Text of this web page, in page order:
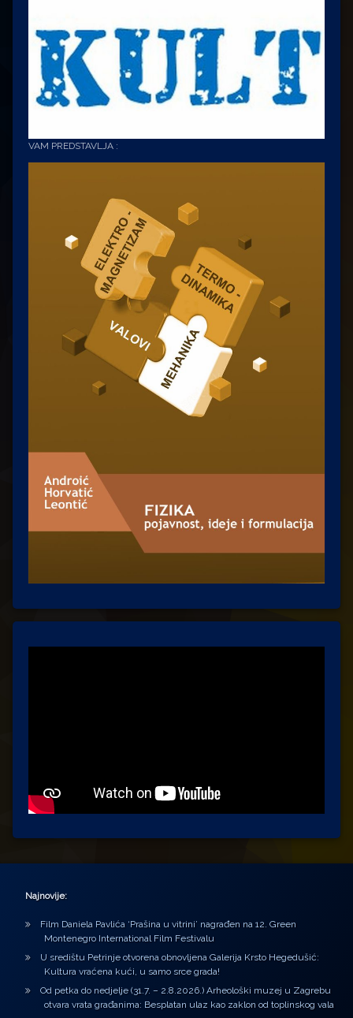
VAM PREDSTAVLJA :
Najnovije:
Film Daniela Pavlića ‘Prašina u vitrini’ nagrađen na 12. Green
Montenegro International Film Festivalu
U središtu Petrinje otvorena obnovljena Galerija Krsto Hegedušić:
Kultura vraćena kući, u samo srce grada!
Od petka do nedjelje (31.7. – 2.8.2026.) Arheološki muzej u Zagrebu
otvara vrata građanima: Besplatan ulaz kao zaklon od toplinskog vala